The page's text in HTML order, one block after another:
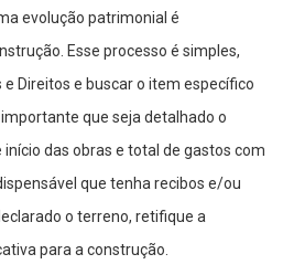
evolução patrimonial é
Esse processo é simples,
Direitos e buscar o item específico
que seja detalhado o
das obras e total de gastos com
que tenha recibos e/ou
o terreno, retifique a
para a construção.